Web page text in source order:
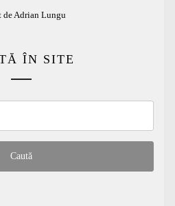
de Adrian Lungu
ÎN SITE